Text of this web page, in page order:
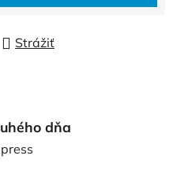
Strážiť
dňa